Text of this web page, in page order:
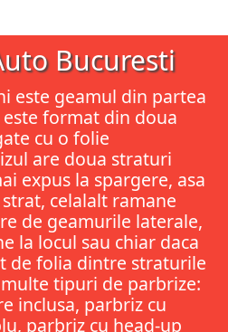
Bucuresti
este geamul din partea
format din doua
cu o folie
are doua straturi
expus la spargere, asa
celalalt ramane
de geamurile laterale,
la locul sau chiar daca
de folia dintre straturile
tipuri de parbrize:
inclusa, parbriz cu
parbriz cu head-up